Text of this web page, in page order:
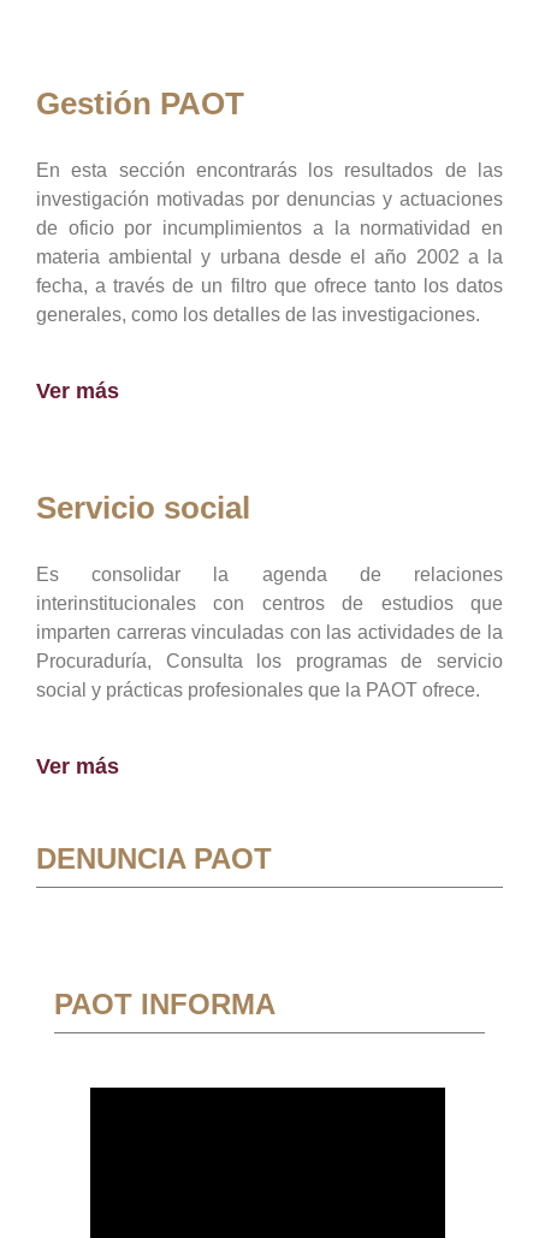
Gestión PAOT
En esta sección encontrarás los resultados de las
investigación motivadas por denuncias y actuaciones
de oficio por incumplimientos a la normatividad en
materia ambiental y urbana desde el año 2002 a la
fecha, a través de un filtro que ofrece tanto los datos
generales, como los detalles de las investigaciones.
Ver más
Servicio social
Es consolidar la agenda de relaciones
interinstitucionales con centros de estudios que
imparten carreras vinculadas con las actividades de la
Procuraduría, Consulta los programas de servicio
social y prácticas profesionales que la PAOT ofrece.
Ver más
DENUNCIA PAOT
PAOT INFORMA